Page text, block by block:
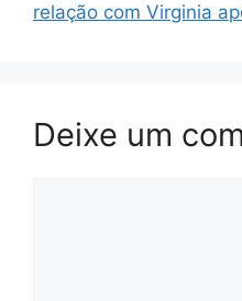
relação com Virginia
Deixe um